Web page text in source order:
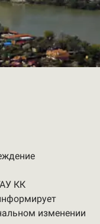
КК
изменении